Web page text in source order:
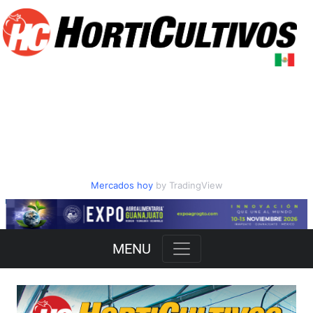
Mercados hoyby TradingView
Slide 2 of 3
MENU